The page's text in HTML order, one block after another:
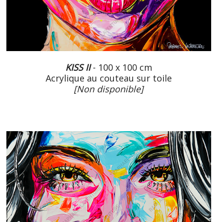
KISS II- 100 x 100 cm
Acrylique au couteau sur toile
[Non disponible]